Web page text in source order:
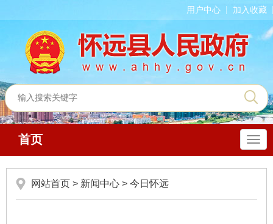
用户中心 加入收藏
导
航
首页
网站首页 > 新闻中心 > 今日怀远